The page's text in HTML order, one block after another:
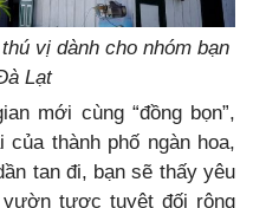
vị dành cho nhóm bạn
Lạt
mới cùng “đồng bọn”,
thành phố ngàn hoa,
tan đi, bạn sẽ thấy yêu
tược tuyệt đối rộng